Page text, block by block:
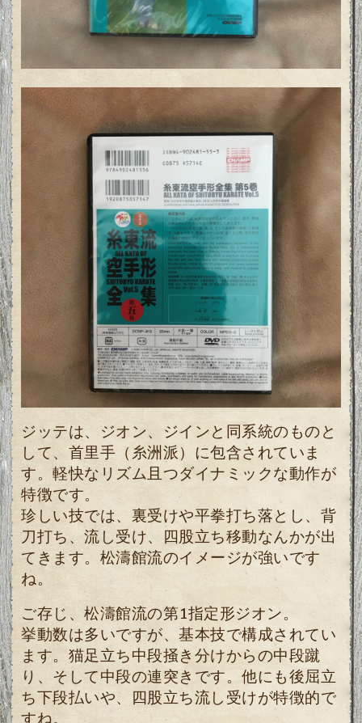
ジッテは、ジオン、ジインと同系統のものと
して、首里手（糸洲派）に包含されていま
す。軽快なリズム且つダイナミックな動作が
特徴です。
珍しい技では、裏受けや平拳打ち落とし、背
刀打ち、流し受け、四股立ち移動なんかが出
てきます。松濤館流のイメージが強いです
ね。
ご存じ、松濤館流の第1指定形ジオン。
挙動数は多いですが、基本技で構成されてい
ます。猫足立ち中段掻き分けからの中段蹴
り、そして中段の連突きです。他にも後屈立
ち下段払いや、四股立ち流し受けが特徴的で
すね。